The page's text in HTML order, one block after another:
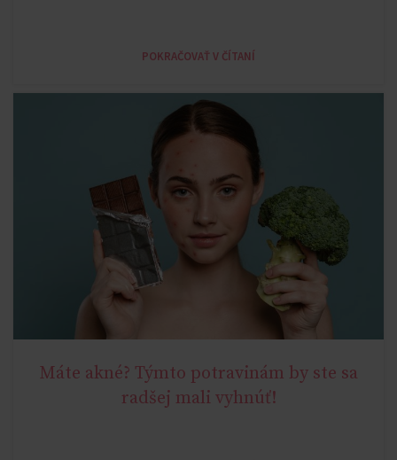
POKRAČOVAŤ V ČÍTANÍ
YOUNG AGE
Máte akné? Týmto potravinám by ste sa
radšej mali vyhnúť!